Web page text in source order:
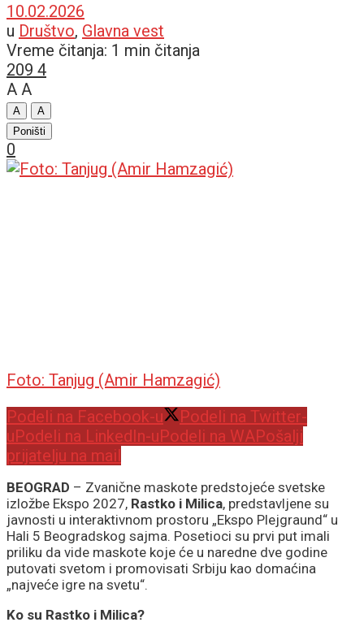
10.02.2026
u Društvo, Glavna vest
Vreme čitanja: 1 min čitanja
209 4
A A
A
A
Poništi
0
Foto: Tanjug (Amir Hamzagić)
Podeli na Facebook-u
Podeli na Twitter-
uPodeli na LinkedIn-uPodeli na WAPošalji
prijatelju na mail
BEOGRAD – Zvanične maskote predstojeće svetske
izložbe Ekspo 2027, Rastko i Milica, predstavljene su
javnosti u interaktivnom prostoru „Ekspo Plejgraund“ u
Hali 5 Beogradskog sajma. Posetioci su prvi put imali
priliku da vide maskote koje će u naredne dve godine
putovati svetom i promovisati Srbiju kao domaćina
„najveće igre na svetu“.
Ko su Rastko i Milica?